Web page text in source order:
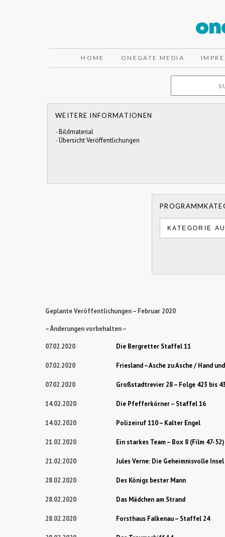
HOME ONEGATE MEDIA
WEITERE INFORMATIONEN
-Bildmaterial
-Übersicht Veröffentlichungen
Geplante Veröffentlichungen – Februar 2020
– Änderungen vorbehalten –
07.02.2020 Die Bergretter Staffel 11
07.02.2020 Friesland – Asche zu Asche / Hand
07.02.2020 Großstadtrevier 28 – Folge 423 bis
14.02.2020 Die Pfefferkörner – Staffel 16
14.02.2020 Polizeiruf 110 – Kalter Engel
21.02.2020 Ein starkes Team – Box 8 (Film 47-52)
21.02.2020 Jules Verne: Die Geheimnisvolle Insel
28.02.2020 Des Königs bester Mann
28.02.2020 Das Mädchen am Strand
28.02.2020 Forsthaus Falkenau – Staffel 24